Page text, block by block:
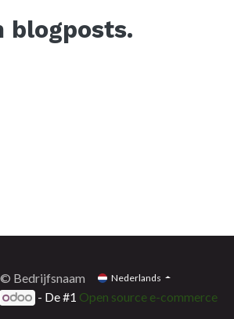
blogposts.
Bedrijfsnaam Nederlands
- De #1 Open source e-commerce